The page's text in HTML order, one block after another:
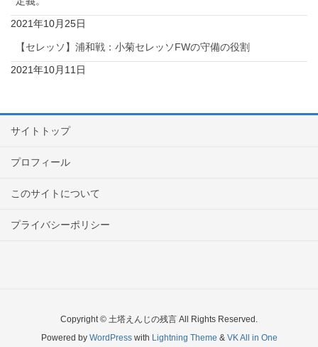
2021年10月25日
【セレッソ】浦和戦：小菊セレッソFWの守備の役割
2021年10月11日
サイトトップ
プロフィール
このサイトについて
プライバシーポリシー
Copyright © 土塔えんじの残言 All Rights Reserved.
Powered by WordPresswith Lightning Theme & VK All in One